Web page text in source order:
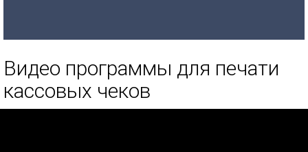
Видео программы для печати
кассовых чеков